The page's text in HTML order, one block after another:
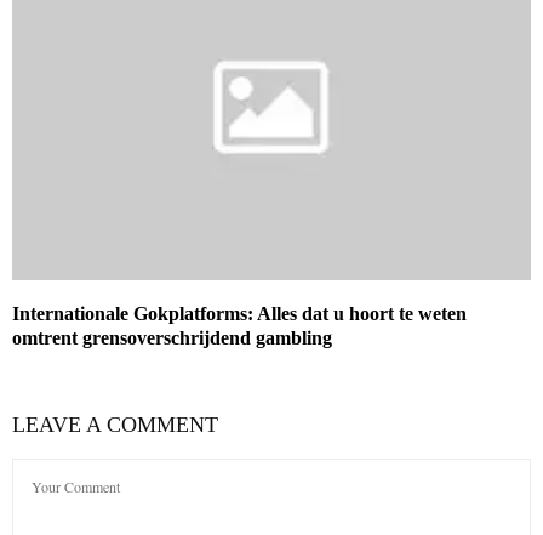
Internationale Gokplatforms: Alles dat u hoort te weten
omtrent grensoverschrijdend gambling
LEAVE A COMMENT